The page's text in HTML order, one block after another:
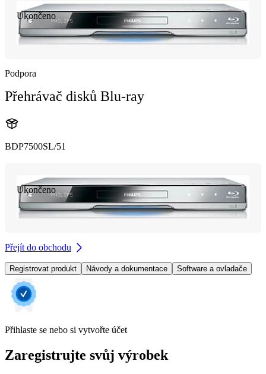
Ukončeno
Podpora
Přehrávač disků Blu-ray
BDP7500SL/51
Ukončeno
Přejít do obchodu
Registrovat produkt Návody a dokumentace Software a ovladače
Přihlaste se nebo si vytvořte účet
Zaregistrujte svůj výrobek